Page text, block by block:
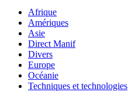
Afrique
Amériques
Asie
Direct Manif
Divers
Europe
Océanie
Techniques et technologies